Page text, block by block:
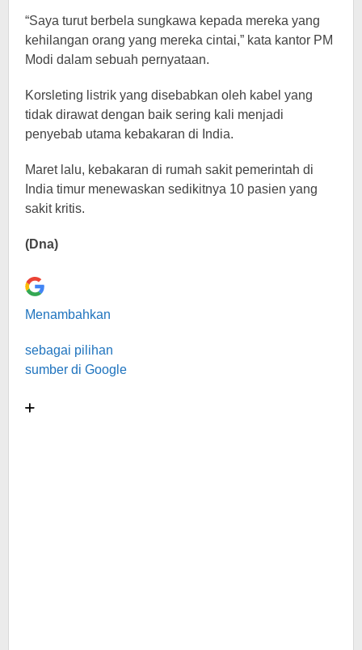
“Saya turut berbela sungkawa kepada mereka yang
kehilangan orang yang mereka cintai,” kata kantor PM
Modi dalam sebuah pernyataan.
Korsleting listrik yang disebabkan oleh kabel yang
tidak dirawat dengan baik sering kali menjadi
penyebab utama kebakaran di India.
Maret lalu, kebakaran di rumah sakit pemerintah di
India timur menewaskan sedikitnya 10 pasien yang
sakit kritis.
(Dna)
Menambahkan
sebagai pilihan
sumber di Google